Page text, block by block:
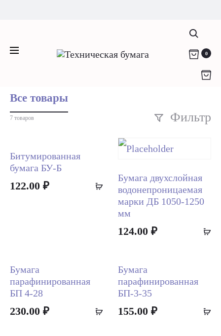
info@rodikon.ru г. Санкт-Петербург, ул.
0
Home Products tagged “техническая”
Все товары
7 товаров Фильтр
Add
Битумированная
бумага БУ-Б
122.00 ₽
Бумага двухслойная
водонепроницаемая
марки ДБ 1050-1250
мм
124.00 ₽
Add
Бумага
парафинированная
БП 4-28
230.00 ₽
Бумага
парафинированная
БП-3-35
155.00 ₽